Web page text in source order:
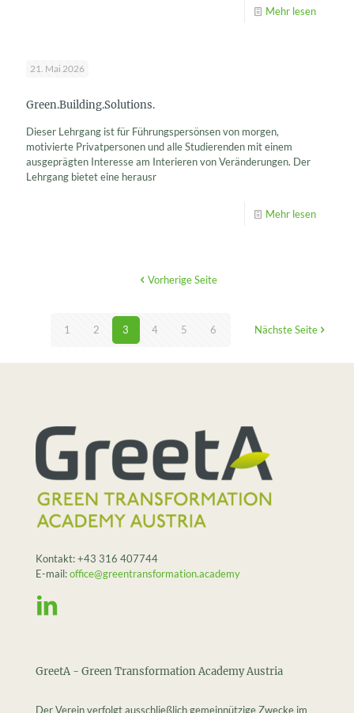
Mehr lesen
21. Mai 2026
Green.Building.Solutions.
Dieser Lehrgang ist für Führungspersönsen von morgen,
motivierte Privatpersonen und alle Studierenden mit einem
ausgeprägten Interesse am Interieren von Veränderungen. Der
Lehrgang bietet eine herausr
Mehr lesen
Vorherige Seite
1 2 3 4 5 6 Nächste Seite
Kontakt:+43 316 407744
E-mail:office@greentransformation.academy
GreetA - Green Transformation Academy Austria
Der Verein verfolgt ausschließlich gemeinnützige Zwecke im